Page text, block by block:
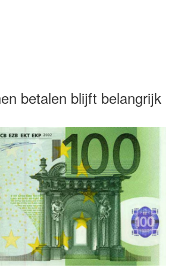
betalen blijft belangrijk